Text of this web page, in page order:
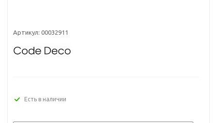
Артикул: 00032911
Есть в наличии